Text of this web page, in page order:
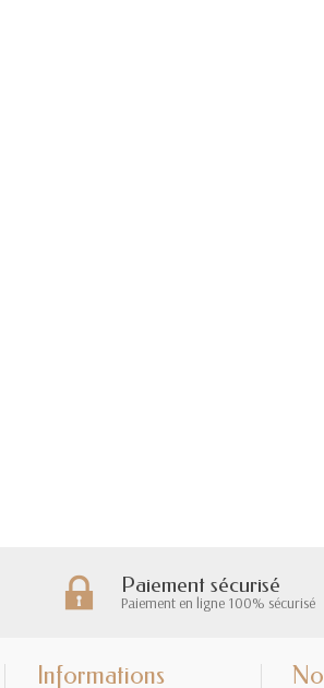
Paiement sécurisé
Paiement en ligne 100% sécurisé
Informations